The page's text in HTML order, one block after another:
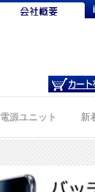
電源ユニット 新